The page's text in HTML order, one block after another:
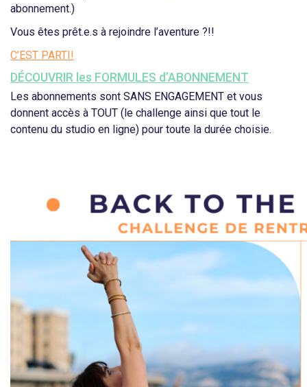
abonnement.)
Vous êtes prêt.e.s à rejoindre l’aventure ?!!
C’EST PARTI!
DÉCOUVRIR les FORMULES d’ABONNEMENT
Les abonnements sont SANS ENGAGEMENT et vous
donnent accès à TOUT (le challenge ainsi que tout le
contenu du studio en ligne) pour toute la durée choisie.